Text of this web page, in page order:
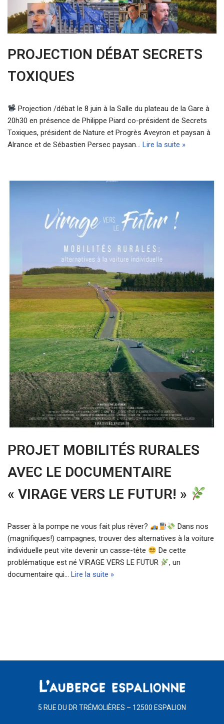
PROJECTION DÉBAT SECRETS
TOXIQUES
Projection /débat le 8 juin à la Salle du plateau de la Gare à
20h30 en présence de Philippe Piard co-président de Secrets
Toxiques, président de Nature et Progrès Aveyron et paysan à
Alrance et de Sébastien Persec paysan… Lire la suite »
PROJET MOBILITÉS RURALES
AVEC LE DOCUMENTAIRE
« VIRAGE VERS LE FUTUR! »
Passer à la pompe ne vous fait plus rêver?
Dans nos
(magnifiques!) campagnes, trouver des alternatives à la voiture
individuelle peut vite devenir un casse-tête
De cette
problématique est né VIRAGE VERS LE FUTUR
, un
documentaire qui… Lire la suite »
5 RUE DU DR TRÉMOLIÈRES – 12500 ESPALION